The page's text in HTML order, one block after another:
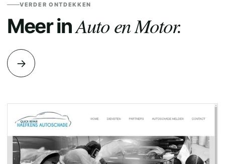
VERDER ONTDEKKEN
Meer inAuto en Motor.
→